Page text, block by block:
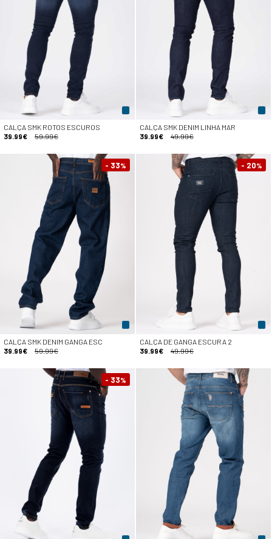
CALÇA SMK ROTOS ESCUROS
39.99€
59.99€
CALÇA SMK DENIM LINHA MAR
39.99€
49.99€
- 33%
CALÇA SMK DENIM GANGA ESC
39.99€
59.99€
- 20%
CALÇA DE GANGA ESCURA 2
39.99€
49.99€
- 33%